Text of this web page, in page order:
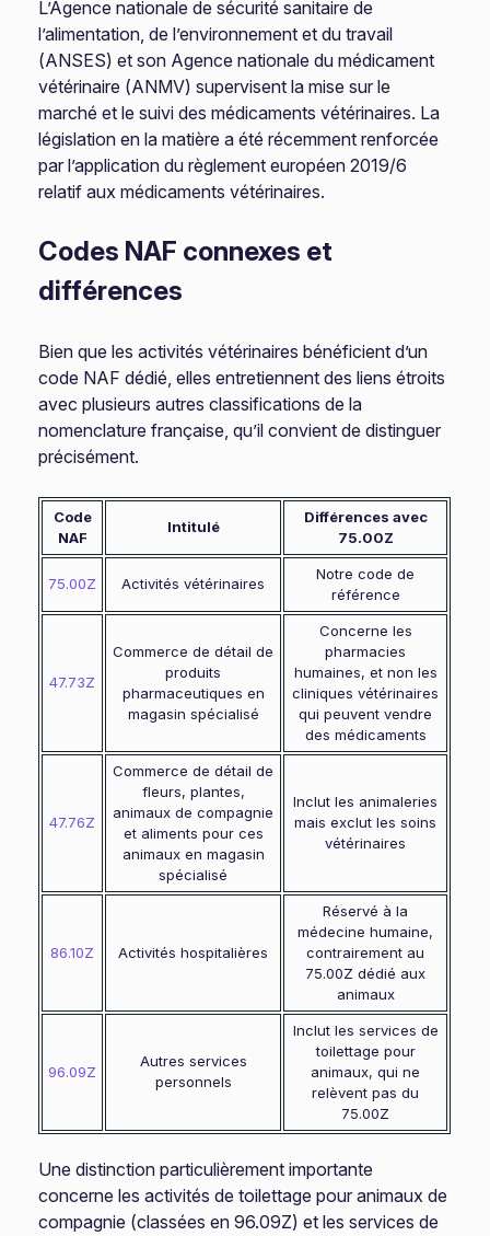
L’Agence nationale de sécurité sanitaire de
l’alimentation, de l’environnement et du travail
(ANSES) et son Agence nationale du médicament
vétérinaire (ANMV) supervisent la mise sur le
marché et le suivi des médicaments vétérinaires. La
législation en la matière a été récemment renforcée
par l’application du règlement européen 2019/6
relatif aux médicaments vétérinaires.
Codes NAF connexes et
différences
Bien que les activités vétérinaires bénéficient d’un
code NAF dédié, elles entretiennent des liens étroits
avec plusieurs autres classifications de la
nomenclature française, qu’il convient de distinguer
précisément.
Code
NAF
Intitulé
Différences avec
75.00Z
75.00Z Activités vétérinaires
Notre code de
référence
47.73Z
Commerce de détail de
produits
pharmaceutiques en
magasin spécialisé
Concerne les
pharmacies
humaines, et non les
cliniques vétérinaires
qui peuvent vendre
des médicaments
47.76Z
Commerce de détail de
fleurs, plantes,
animaux de compagnie
et aliments pour ces
animaux en magasin
spécialisé
Inclut les animaleries
mais exclut les soins
vétérinaires
86.10Z Activités hospitalières
Réservé à la
médecine humaine,
contrairement au
75.00Z dédié aux
animaux
96.09Z
Autres services
personnels
Inclut les services de
toilettage pour
animaux, qui ne
relèvent pas du
75.00Z
Une distinction particulièrement importante
concerne les activités de toilettage pour animaux de
compagnie (classées en 96.09Z) et les services de